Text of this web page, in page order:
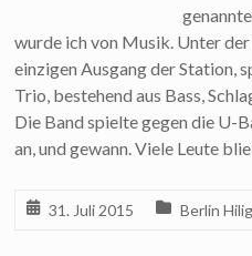
wurde ich von Musik. Unter
einzigen Ausgang der Station,
Trio, bestehend aus Bass,
Die Band spielte gegen die U-
an, und gewann. Viele Leute
31. Juli 2015 Berlin